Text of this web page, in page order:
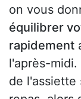
on vous
équilibrer
rapidement
l'après-
de l'assiette